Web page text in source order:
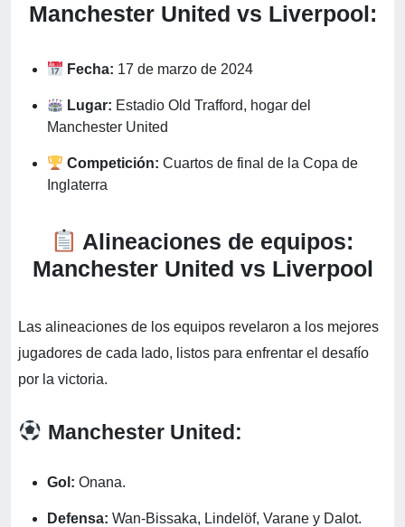
Manchester United vs Liverpool:
Fecha: 17 de marzo de 2024
Lugar: Estadio Old Trafford, hogar del
Manchester United
Competición:Cuartos de final de la Copa de
Inglaterra
Alineaciones de equipos:
Manchester United vs Liverpool
Las alineaciones de los equipos revelaron a los mejores
jugadores de cada lado, listos para enfrentar el desafío
por la victoria.
Manchester United:
Gol: Onana.
Defensa: Wan-Bissaka, Lindelöf, Varane y Dalot.